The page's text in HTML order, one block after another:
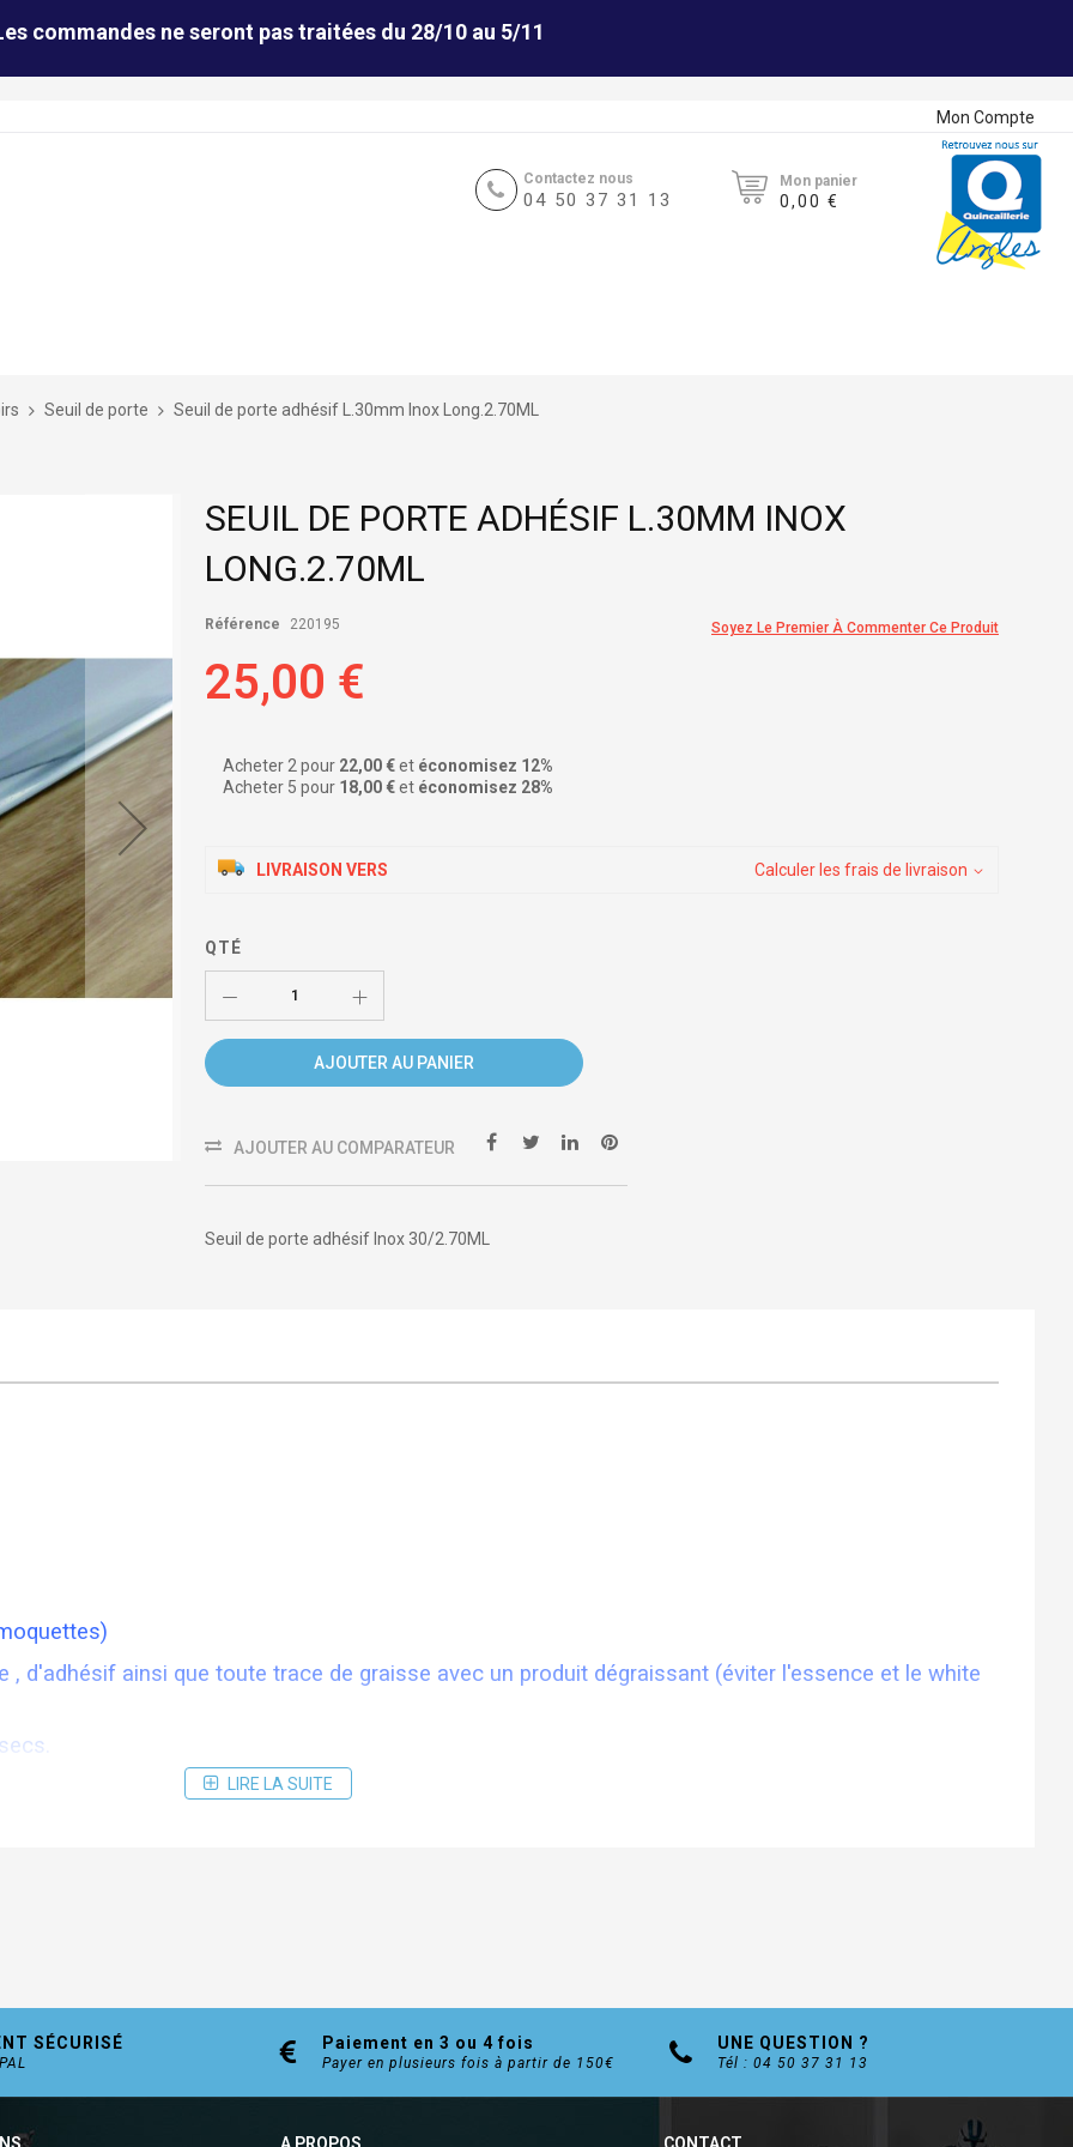
commandes ne seront pas traitées du 28/10 au 5/11
Mon Compte
Contactez nous
04 50 37 31 13
Mon panier
0,00 €
Seuil de porte Seuil de porte adhésif L.30mm Inox Long.2.70ML
SEUIL DE PORTE ADHÉSIF L.30MM INOX
LONG.2.70ML
Soyez Le Premier À Commenter Ce Produit
Référence 220195
25,00 €
Acheter 2 pour 22,00 €et économisez 12%
Acheter 5 pour 18,00 €et économisez 28%
LIVRAISON VERS Calculer les frais de livraison
QTÉ
AJOUTER AU PANIER
AJOUTER AU COMPARATEUR
Seuil de porte adhésif Inox 30/2.70ML
, d'adhésif ainsi que toute trace de graisse avec un produit dégraissant (éviter l'essence et le white
LIRE LA SUITE
SÉCURISÉ Paiement en 3 ou 4 fois
Payer en plusieurs fois à partir de 150€
UNE QUESTION ?
Tél : 04 50 37 31 13